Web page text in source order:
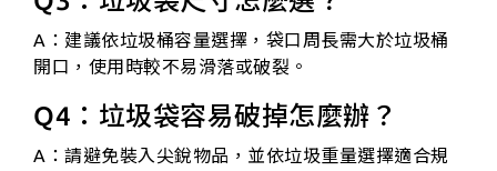
A：建議依垃圾桶容量選擇，袋口周長需大於垃圾桶
開口，使用時較不易滑落或破裂。
Q4：垃圾袋容易破掉怎麼辦？
A：請避免裝入尖銳物品，並依垃圾重量選擇適合規